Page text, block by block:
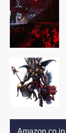
Amazon.co.jp